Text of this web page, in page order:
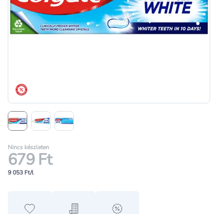
árréscsökkentés
Nincs készleten
679 Ft
9 053 Ft/l